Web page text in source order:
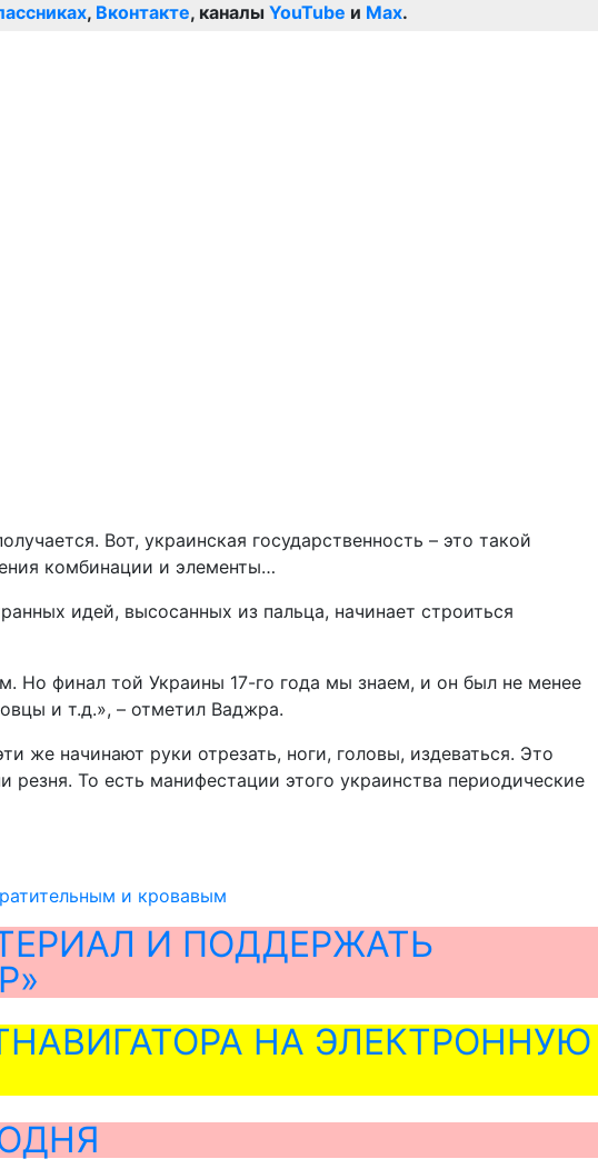
, Вконтакте, каналы YouTube и Max.
Вот, украинская государственность – это такой
комбинации и элементы…
идей, высосанных из пальца, начинает строиться
Но финал той Украины 17-го года мы знаем, и он был не менее
и т.д.», – отметил Ваджра.
же начинают руки отрезать, ноги, головы, издеваться. Это
То есть манифестации этого украинства периодические
и кровавым
И ПОДДЕРЖАТЬ
НА ЭЛЕКТРОННУЮ